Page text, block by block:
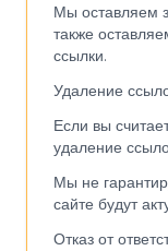
Мы оставляем
также
ссылки.
Удаление
Если вы
удаление
Мы не
сайте будут
Отказ от